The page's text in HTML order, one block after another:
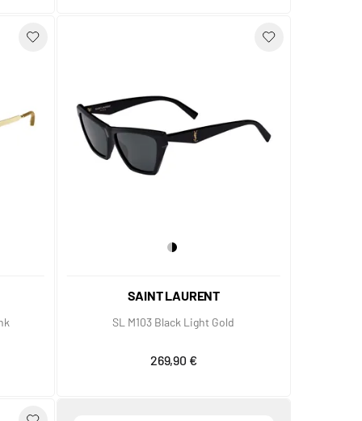
SAINT LAURENT
SL M103 Black Light Gold
269,90 €